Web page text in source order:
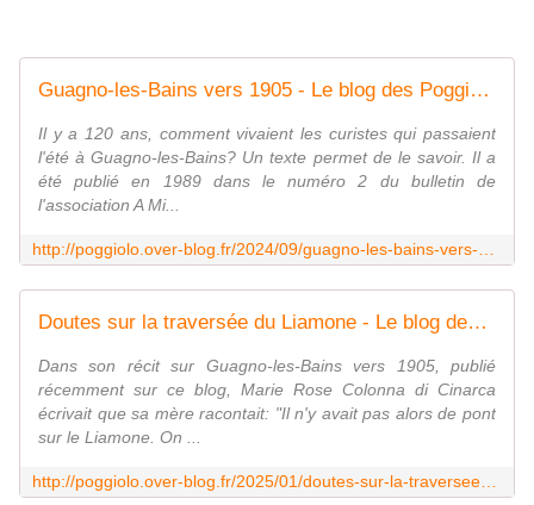
Guagno-les-Bains vers 1905 - Le blog des Poggiolais
Il y a 120 ans, comment vivaient les curistes qui passaient
l'été à Guagno-les-Bains? Un texte permet de le savoir. Il a
été publié en 1989 dans le numéro 2 du bulletin de
l'association A Mi...
Doutes sur la traversée du Liamone - Le blog des Poggiolais
Dans son récit sur Guagno-les-Bains vers 1905, publié
récemment sur ce blog, Marie Rose Colonna di Cinarca
écrivait que sa mère racontait: "Il n'y avait pas alors de pont
sur le Liamone. On ...